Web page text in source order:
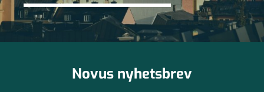
Novus nyhetsbrev